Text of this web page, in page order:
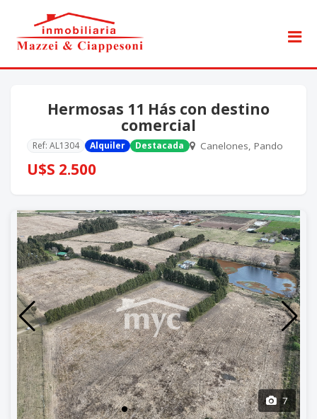
Hermosas 11 Hás con destino
comercial
Ref: AL1304 Alquiler Destacada Canelones, Pando
U$S 2.500
7